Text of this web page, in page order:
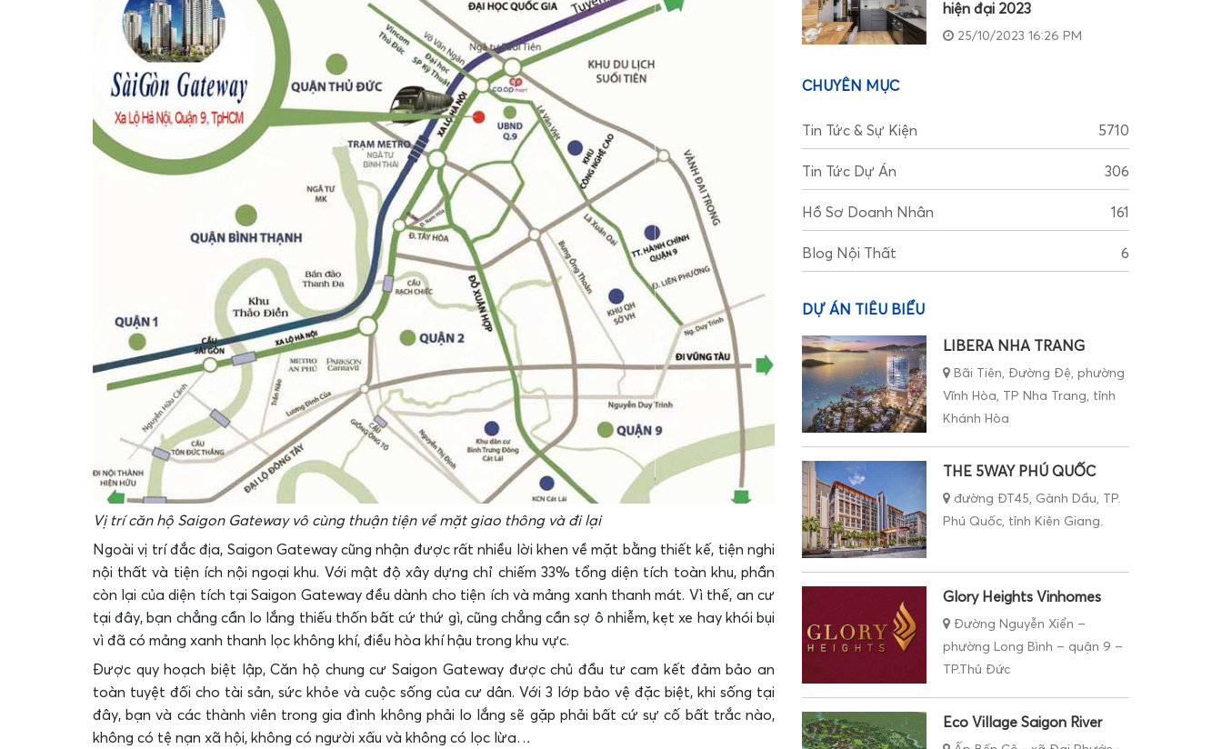
Vị trí căn hộ Saigon Gateway vô cùng thuận tiện về mặt giao thông và đi lại
Ngoài vị trí đắc địa, Saigon Gateway cũng nhận được rất nhiều lời khen về mặt bằng thiết kế, tiện nghi
nội thất và tiện ích nội ngoại khu. Với mật độ xây dựng chỉ chiếm 33% tổng diện tích toàn khu, phần
còn lại của diện tích tại Saigon Gateway đều dành cho tiện ích và mảng xanh thanh mát. Vì thế, an cư
tại đây, bạn chẳng cần lo lắng thiếu thốn bất cứ thứ gì, cũng chẳng cần sợ ô nhiễm, kẹt xe hay khói bụi
vì đã có mảng xanh thanh lọc không khí, điều hòa khí hậu trong khu vực.
Được quy hoạch biệt lập, Căn hộ chung cư Saigon Gateway được chủ đầu tư cam kết đảm bảo an
toàn tuyệt đối cho tài sản, sức khỏe và cuộc sống của cư dân. Với 3 lớp bảo vệ đặc biệt, khi sống tại
đây, bạn và các thành viên trong gia đình không phải lo lắng sẽ gặp phải bất cứ sự cố bất trắc nào,
không có tệ nạn xã hội, không có người xấu và không có lọc lừa…
hiện đại 2023
25/10/2023 16:26 PM
CHUYÊN MỤC
Tin Tức & Sự Kiện 5710
Tin Tức Dự Án 306
Hồ Sơ Doanh Nhân 161
Blog Nội Thất 6
DỰ ÁN TIÊU BIỂU
LIBERA NHA TRANG
Bãi Tiên, Đường Đệ, phường
Vĩnh Hòa, TP Nha Trang, tỉnh
Khánh Hòa
THE 5WAY PHÚ QUỐC
đường ĐT45, Gành Dầu, TP.
Phú Quốc, tỉnh Kiên Giang.
Glory Heights Vinhomes
Đường Nguyễn Xiển –
phường Long Bình – quận 9 –
TP.Thủ Đức
Eco Village Saigon River